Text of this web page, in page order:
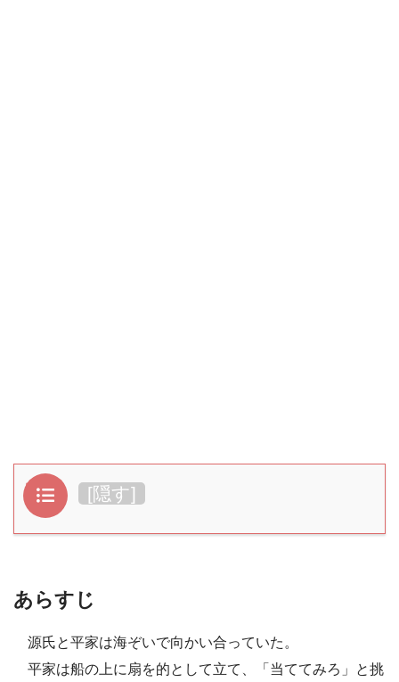
目次 [隠す]
あらすじ
源氏と平家は海ぞいで向かい合っていた。
平家は船の上に扇を的として立て、「当ててみろ」と挑